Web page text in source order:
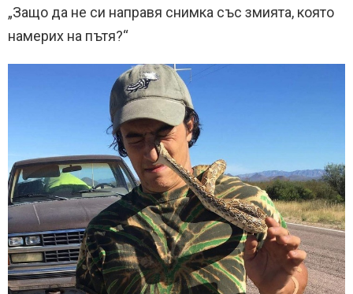
„Защо да не си направя снимка със змията, която
намерих на пътя?“